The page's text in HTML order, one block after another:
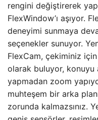
rengini değiştirerek
FlexWindow’ı aşıyor.
deneyimi sunmaya
seçenekler sunuyor.
FlexCam, çekiminiz
olarak buluyor, konuyu
yapmadan zoom
muhteşem bir arka
zorunda kalmazsınız.